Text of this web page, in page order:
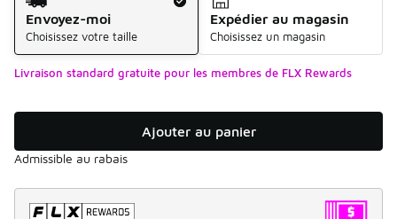
Envoyez-moi
Choisissez votre taille
Expédier au magasin
Choisissez un magasin
Livraison standard gratuite pour les membres de FLX Rewards
Ajouter au panier
Admissible au rabais